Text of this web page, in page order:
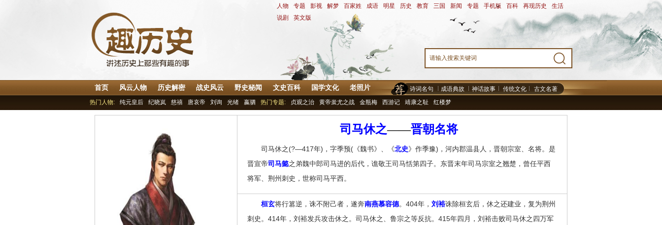
人物 专题 影视 解梦 百家姓 成语 明星 历史 教育 三国 新闻 专题 手机版 百科 再现历史 生活
说剧
英文版
首页 风云人物 历史解密 战史风云 野史秘闻 文史百科 国学文化 老照片 诗词名句 成语典故 神话故事 传统文化
古文名著
热门人物:
纯元皇后 纪晓岚 慈禧 唐哀帝 刘询 光绪 嬴驷 热门专题: 贞观之治 黄帝蚩尤之战 金瓶梅 西游记 靖康之耻 红楼梦
司马休之——晋朝名将
司马休之(?—417年)，字季预(《魏书》、《北史》作季豫)，河内郡温县人，晋朝宗室、名将。是
晋宣帝司马懿之弟魏中郎司马进的后代，谯敬王司马恬第四子。东晋末年司马宗室之翘楚，曾任平西
将军、荆州刺史，世称司马平西。
桓玄将行篡逆，诛不附己者，遂奔南燕慕容德。404年， 刘裕诛除桓玄后，休之还建业，复为荆州
刺史。414年，刘裕发兵攻击休之。司马休之、鲁宗之等反抗。415年四月，刘裕击败司马休之四万军